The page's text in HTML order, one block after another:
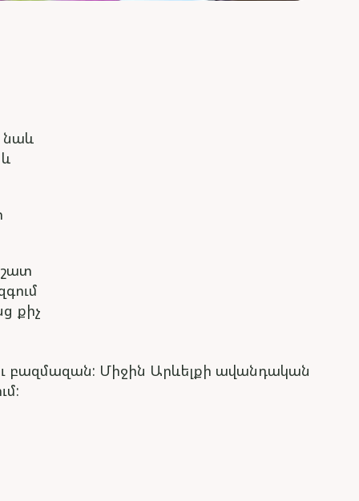
նաև
շատ
քիչ
բազմազան: Միջին Արևելքի ավանդական